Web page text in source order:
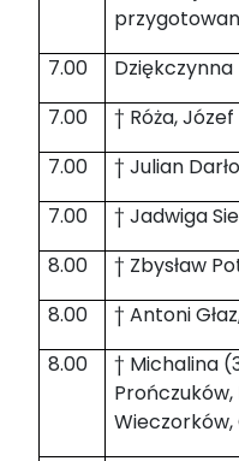
7.00
Dziękczynna
7.00
† Róża,
7.00
† Julian
7.00
† Jadwiga
8.00
† Zbysław
8.00
† Antoni
8.00
† Michalina